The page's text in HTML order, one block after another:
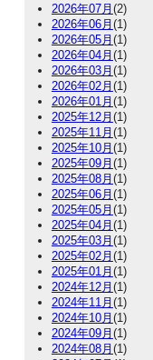
2026年07月 (2)
2026年06月 (1)
2026年05月 (1)
2026年04月 (1)
2026年03月 (1)
2026年02月 (1)
2026年01月 (1)
2025年12月 (1)
2025年11月 (1)
2025年10月 (1)
2025年09月 (1)
2025年08月 (1)
2025年06月 (1)
2025年05月 (1)
2025年04月 (1)
2025年03月 (1)
2025年02月 (1)
2025年01月 (1)
2024年12月 (1)
2024年11月 (1)
2024年10月 (1)
2024年09月 (1)
2024年08月 (1)